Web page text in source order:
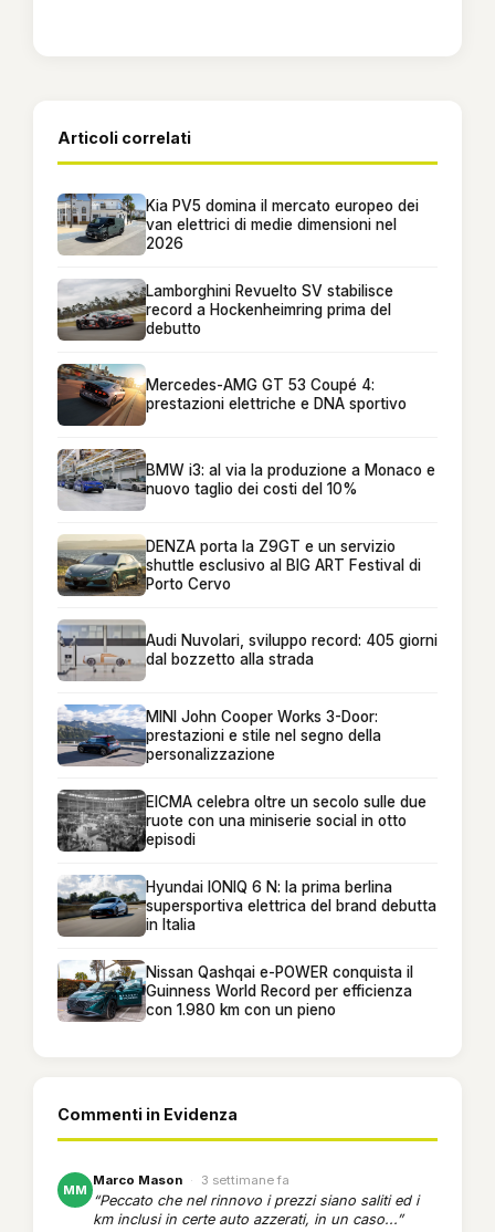
Articoli correlati
Kia PV5 domina il mercato europeo dei
van elettrici di medie dimensioni nel
2026
Lamborghini Revuelto SV stabilisce
record a Hockenheimring prima del
debutto
Mercedes-AMG GT 53 Coupé 4:
prestazioni elettriche e DNA sportivo
BMW i3: al via la produzione a Monaco e
nuovo taglio dei costi del 10%
DENZA porta la Z9GT e un servizio
shuttle esclusivo al BIG ART Festival di
Porto Cervo
Audi Nuvolari, sviluppo record: 405 giorni
dal bozzetto alla strada
MINI John Cooper Works 3-Door:
prestazioni e stile nel segno della
personalizzazione
EICMA celebra oltre un secolo sulle due
ruote con una miniserie social in otto
episodi
Hyundai IONIQ 6 N: la prima berlina
supersportiva elettrica del brand debutta
in Italia
Nissan Qashqai e-POWER conquista il
Guinness World Record per efficienza
con 1.980 km con un pieno
Commenti in Evidenza
MM
Marco Mason · 3 settimane fa
“Peccato che nel rinnovo i prezzi siano saliti ed i
km inclusi in certe auto azzerati, in un caso...”